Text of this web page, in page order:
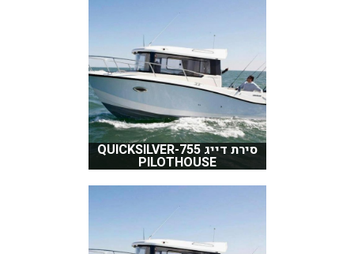
סירת דייג QUICKSILVER-755
PILOTHOUSE